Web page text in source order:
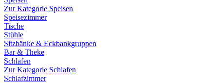
Zur Kategorie Speisen
Speisezimmer
Tische
Stühle
Sitzbänke & Eckbankgruppen
Bar & Theke
Schlafen
Zur Kategorie Schlafen
Schlafzimmer